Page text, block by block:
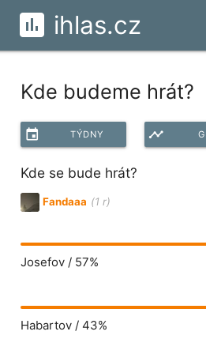
ihlas.cz
Kde budeme hrát?
event TÝDNY timeline
Kde se bude hrát?
Fandaaa (1 r)
Josefov / 57%
Habartov / 43%